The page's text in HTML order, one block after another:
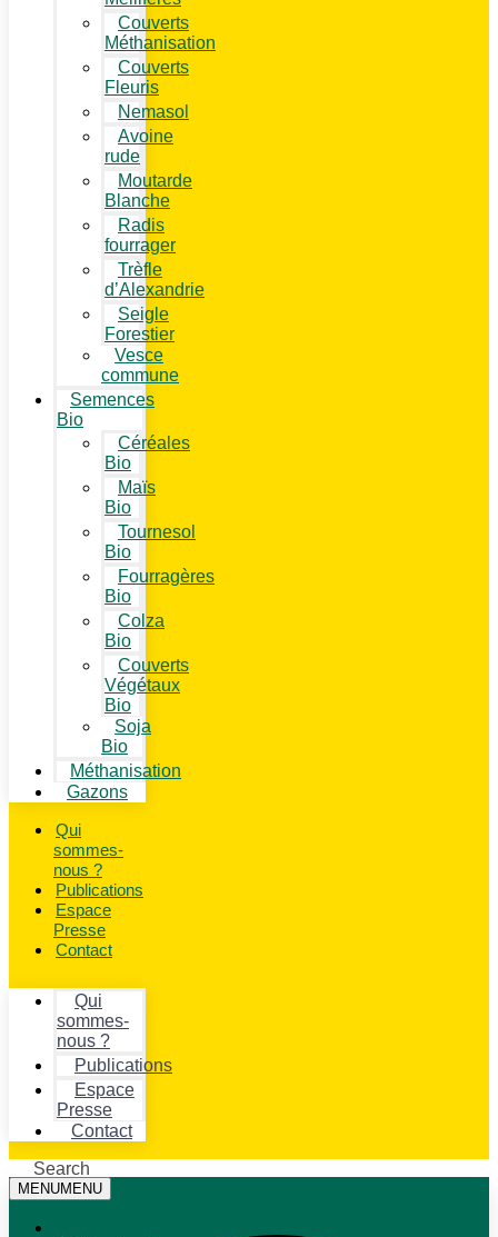
Couverts
Méthanisation
Couverts
Fleuris
Nemasol
Avoine
rude
Moutarde
Blanche
Radis
fourrager
Trèfle
d’Alexandrie
Seigle
Forestier
Vesce
commune
Semences
Bio
Céréales
Bio
Maïs
Bio
Tournesol
Bio
Fourragères
Bio
Colza
Bio
Couverts
Végétaux
Bio
Soja
Bio
Méthanisation
Gazons
Qui
sommes-
nous ?
Publications
Espace
Presse
Contact
Qui
sommes-
nous ?
Publications
Espace
Presse
Contact
Search
MENUMENU